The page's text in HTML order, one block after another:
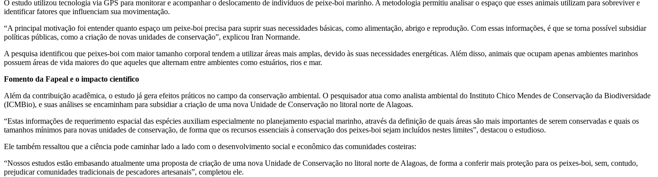
O estudo utilizou tecnologia via GPS para monitorar e acompanhar o deslocamento de indivíduos de peixe-boi marinho. A metodologia permitiu analisar o espaço que esses animais utilizam para sobreviver e
identificar fatores que influenciam sua movimentação.
“A principal motivação foi entender quanto espaço um peixe-boi precisa para suprir suas necessidades básicas, como alimentação, abrigo e reprodução. Com essas informações, é que se torna possível subsidiar
políticas públicas, como a criação de novas unidades de conservação”, explicou Iran Normande.
A pesquisa identificou que peixes-boi com maior tamanho corporal tendem a utilizar áreas mais amplas, devido às suas necessidades energéticas. Além disso, animais que ocupam apenas ambientes marinhos
possuem áreas de vida maiores do que aqueles que alternam entre ambientes como estuários, rios e mar.
Fomento da Fapeal e o impacto científico
Além da contribuição acadêmica, o estudo já gera efeitos práticos no campo da conservação ambiental. O pesquisador atua como analista ambiental do Instituto Chico Mendes de Conservação da Biodiversidade
(ICMBio), e suas análises se encaminham para subsidiar a criação de uma nova Unidade de Conservação no litoral norte de Alagoas.
“Estas informações de requerimento espacial das espécies auxiliam especialmente no planejamento espacial marinho, através da definição de quais áreas são mais importantes de serem conservadas e quais os
tamanhos mínimos para novas unidades de conservação, de forma que os recursos essenciais à conservação dos peixes-boi sejam incluídos nestes limites”, destacou o estudioso.
Ele também ressaltou que a ciência pode caminhar lado a lado com o desenvolvimento social e econômico das comunidades costeiras:
“Nossos estudos estão embasando atualmente uma proposta de criação de uma nova Unidade de Conservação no litoral norte de Alagoas, de forma a conferir mais proteção para os peixes-boi, sem, contudo,
prejudicar comunidades tradicionais de pescadores artesanais”, completou ele.